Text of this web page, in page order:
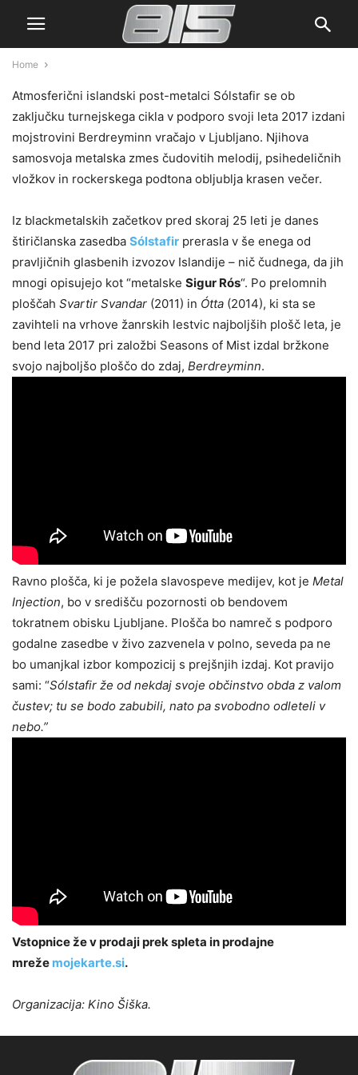
Home
Atmosferični islandski post-metalci Sólstafir se ob
zaključku turnejskega cikla v podporo svoji leta 2017 izdani
mojstrovini Berdreyminn vračajo v Ljubljano. Njihova
samosvoja metalska zmes čudovitih melodij, psihedeličnih
vložkov in rockerskega podtona obljublja krasen večer.
Iz blackmetalskih začetkov pred skoraj 25 leti je danes
štiričlanska zasedba Sólstafir prerasla v še enega od
pravljičnih glasbenih izvozov Islandije – nič čudnega, da jih
mnogi opisujejo kot “metalske Sigur Rós“. Po prelomnih
ploščah Svartir Svandar (2011) in Ótta (2014), ki sta se
zavihteli na vrhove žanrskih lestvic najboljših plošč leta, je
bend leta 2017 pri založbi Seasons of Mist izdal bržkone
svojo najboljšo ploščo do zdaj, Berdreyminn.
Ravno plošča, ki je požela slavospeve medijev, kot je Metal
Injection, bo v središču pozornosti ob bendovem
tokratnem obisku Ljubljane. Plošča bo namreč s podporo
godalne zasedbe v živo zazvenela v polno, seveda pa ne
bo umanjkal izbor kompozicij s prejšnjih izdaj. Kot pravijo
sami: “Sólstafir že od nekdaj svoje občinstvo obda z valom
čustev; tu se bodo zabubili, nato pa svobodno odleteli v
nebo.”
Vstopnice že v prodaji prek spleta in prodajne
mreže mojekarte.si.
Organizacija: Kino Šiška.